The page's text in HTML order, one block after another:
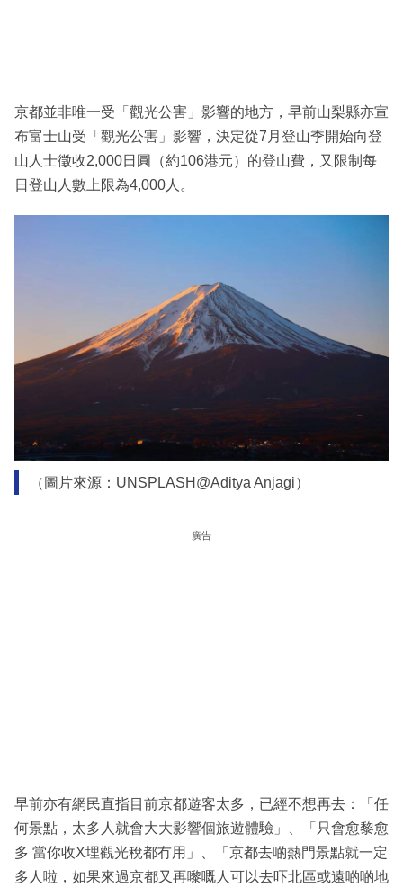
京都並非唯一受「觀光公害」影響的地方，早前山梨縣亦宣
布富士山受「觀光公害」影響，決定從7月登山季開始向登
山人士徵收2,000日圓（約106港元）的登山費，又限制每
日登山人數上限為4,000人。
（圖片來源：UNSPLASH@Aditya Anjagi）
廣告
早前亦有網民直指目前京都遊客太多，已經不想再去：「任
何景點，太多人就會大大影響個旅遊體驗」、「只會愈黎愈
多 當你收X埋觀光稅都冇用」、「京都去啲熱門景點就一定
多人啦，如果來過京都又再嚟嘅人可以去吓北區或遠啲啲地